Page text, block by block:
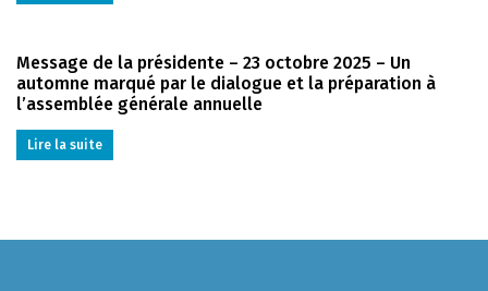
Message de la présidente – 23 octobre 2025 – Un
automne marqué par le dialogue et la préparation à
l’assemblée générale annuelle
Lire la suite